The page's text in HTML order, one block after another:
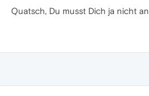
Quatsch, Du musst Dich ja nicht